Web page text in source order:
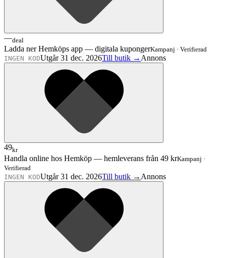
—deal
Ladda ner Hemköps app — digitala kupongerKampanj · Verifierad
INGEN KODUtgår 31 dec. 2026Till butik → Annons
49kr
Handla online hos Hemköp — hemleverans från 49 krKampanj ·
Verifierad
INGEN KODUtgår 31 dec. 2026Till butik → Annons